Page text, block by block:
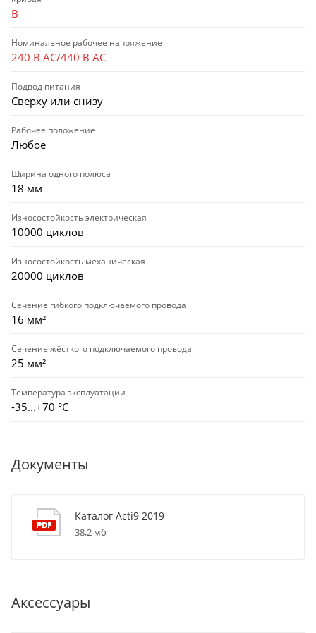
B
Номинальное рабочее напряжение
240 В AC/440 В AC
Подвод питания
Сверху или снизу
Рабочее положение
Любое
Ширина одного полюса
18 мм
Износостойкость электрическая
10000 циклов
Износостойкость механическая
20000 циклов
Сечение гибкого подключаемого провода
16 мм²
Сечение жёсткого подключаемого провода
25 мм²
Температура эксплуатации
-35...+70 °С
Документы
Каталог Acti9 2019
38,2 мб
Аксессуары